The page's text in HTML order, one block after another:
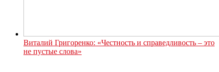
Виталий Григоренко: «Честность и справедливость – это
не пустые слова»